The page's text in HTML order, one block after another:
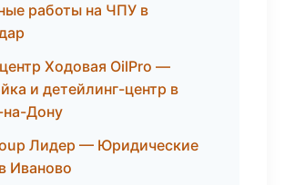
работы на ЧПУ в
Ходовая OilPro —
и детейлинг-центр в
на-Дону
Лидер — Юридические
Иваново